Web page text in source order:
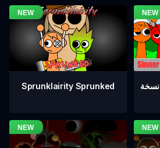
Sprunklairity Sprunked
نسخة Sprunki الخاطئ Jevin